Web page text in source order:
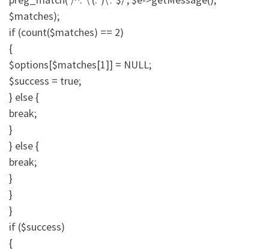
$matches);
if (count($matches) == 2)
{
$options[$matches[1]] = NULL;
$success = true;
} else {
break;
}
} else {
break;
}
}
}
if ($success)
{